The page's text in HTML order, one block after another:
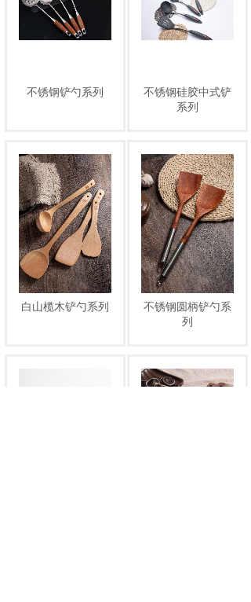
不锈钢铲勺系列
不锈钢硅胶中式铲
系列
白山榄木铲勺系列
不锈钢圆柄铲勺系
列